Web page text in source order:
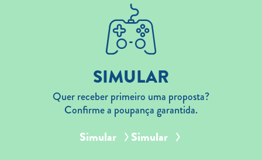
SIMULAR
Quer receber primeiro uma proposta?
Confirme a poupança garantida.
Simular Simular